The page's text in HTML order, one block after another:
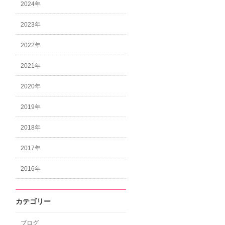
2024年
2023年
2022年
2021年
2020年
2019年
2018年
2017年
2016年
カテゴリー
ブログ